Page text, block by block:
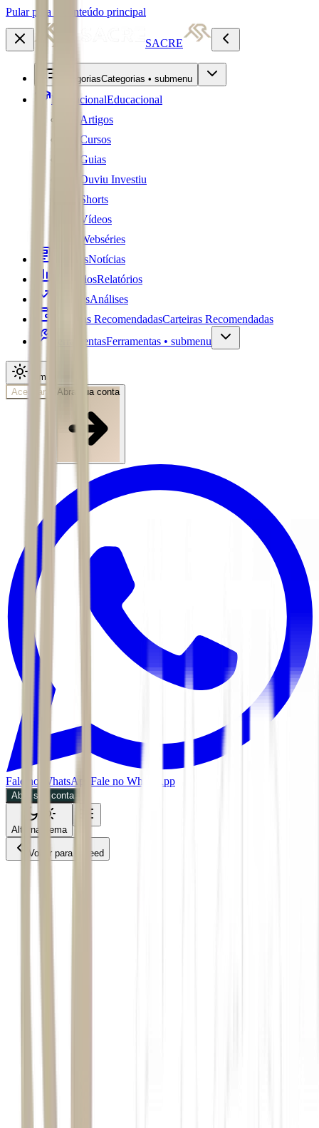
Pular para o conteúdo principal
SACRE
CategoriasCategorias • submenu
EducacionalEducacional
Artigos
Cursos
Guias
Ouviu Investiu
Shorts
Vídeos
Webséries
NotíciasNotícias
RelatóriosRelatórios
AnálisesAnálises
Carteiras RecomendadasCarteiras Recomendadas
FerramentasFerramentas • submenu
Tema
Acessar
Abra sua conta
Fale no WhatsApp Fale no WhatsApp
Abra sua conta
Alternar tema
Voltar para o Feed